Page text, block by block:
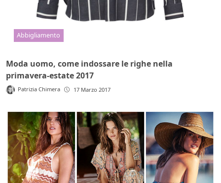
Abbigliamento
Moda uomo, come indossare le righe nella
primavera-estate 2017
Patrizia Chimera 17 Marzo 2017